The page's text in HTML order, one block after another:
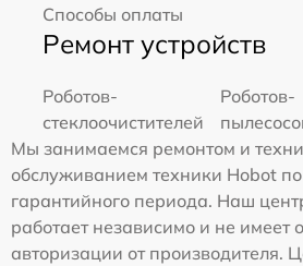
Способы оплаты
Ремонт устройств
Роботов-
стеклоочистителей
Роботов-
Мы занимаемся ремонтом и
обслуживанием техники Hobot
гарантийного периода. Наш
работает независимо и не имеет
авторизации от производителя.